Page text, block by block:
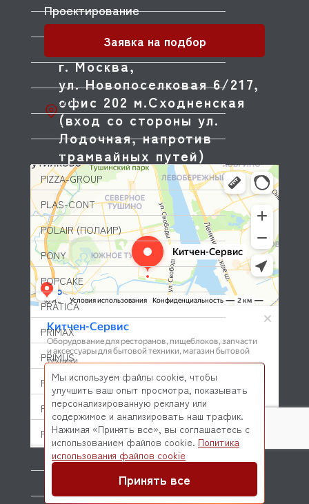
PACOJET
PANERO
PASQUINI
PAVONI
PIRON
PIZZA-GROUP
PLAS-CONT
POLAIR (ПОЛАИР)
PONY
POPCAKE
PRATICA
PRIMAX
PRIMUS
PRISMAFOOD
PROBAR
PRODIGY
PROFESSIONAL SPARES
г. Москва,
ул. Новопоселковая 6/217,
офис 202 м.Сходненская
(вход со стороны ул.
Лодочная, напротив
трамвайных путей)
Проектирование
Заявка на подбор
© 2026 Kitchen-Service.com Интернет-магазин запчастей
и оборудования профессиональной кухни
Мы используем файлы cookie, чтобы
улучшить ваш опыт просмотра, показывать
персонализированную рекламу или
содержимое и анализировать наш трафик.
Нажимая «Принять все», вы соглашаетесь с
использованием файлов cookie. Политика
использования файлов cookie
Принять все